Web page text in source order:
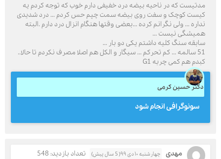
مدتیست که در ناحیه بیضه درد خفیفی دارم خوب که توجه کردم یه
کیست کوچک و سفت روی بیضه سمت چپم حس کردم ... درد شدیدی
نداره ... ولی نگرانم کرده ...بعضی وقتها هنگام انزال درد دارم .البته
همیشگی نیست ...
سابقه سنگ کلیه داشتم یکی دو بار ...
51 سالمه ... کم تحرکم ... سیگار و الکل هم اصلا مصرف نکردم تا حالا..
کبدم هم کمی چربه G1
دکتر حسین کرمی
سونوگرافی انجام شود
مهدی چهارشنبه ۱۰ دی ۹۹( 5 سال پیش)
تعداد بازدید: 548